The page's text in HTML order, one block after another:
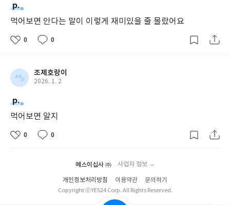
p.
먹어보면 안다는 말이 이렇게 재미있을 줄 몰랐어요
0 0
조제호랑이
2026. 1. 2
p.
먹어보면 알지
0 0
예스이십사 ㈜ 사업자 정보
개인정보처리방침 이용약관
문의하기
Copyright ⓒYES24 Corp. All Rights Reserved.